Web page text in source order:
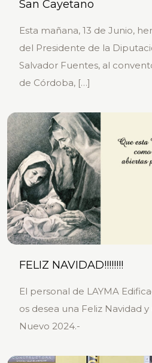
San Cayetano
Esta mañana, 13 de Junio,
del Presidente de la
Salvador Fuentes, al
de Córdoba, […]
FELIZ NAVIDAD!!!!!!!!
El personal de LAYMA
os desea una Feliz Navidad
Nuevo 2024.-